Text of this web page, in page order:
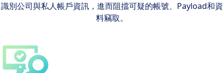
識別公司與私人帳戶資訊，進而阻擋可疑的帳號、Payload和資
料竊取。